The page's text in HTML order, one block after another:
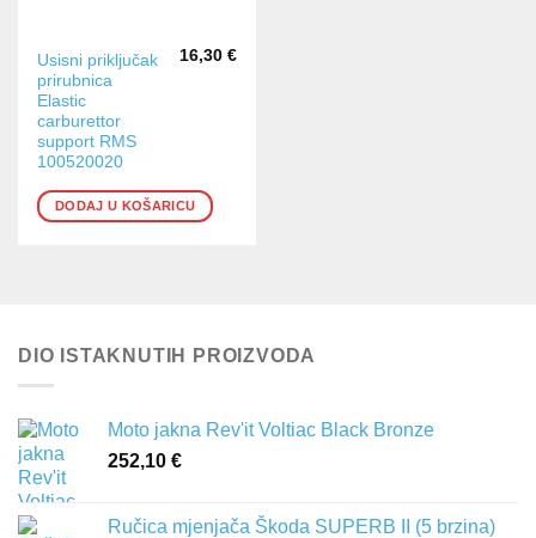
Usisni priključak
prirubnica
Elastic
carburettor
support RMS
100520020
16,30 €
DODAJ U KOŠARICU
DIO ISTAKNUTIH PROIZVODA
Moto jakna Rev'it Voltiac Black Bronze
252,10 €
Ručica mjenjača Škoda SUPERB II (5 brzina)